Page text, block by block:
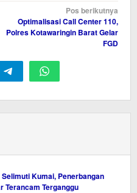
Pos berikutnya
Optimalisasi Call Center 110,
Polres Kotawaringin Barat Gelar
FGD
Kumai, Penerbangan
Terancam Terganggu